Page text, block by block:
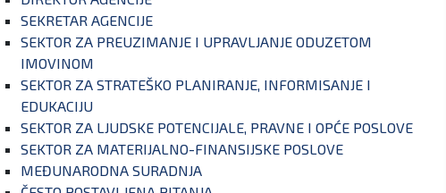
SEKRETAR AGENCIJE
SEKTOR ZA PREUZIMANJE I UPRAVLJANJE ODUZETOM
IMOVINOM
SEKTOR ZA STRATEŠKO PLANIRANJE, INFORMISANJE I
EDUKACIJU
SEKTOR ZA LJUDSKE POTENCIJALE, PRAVNE I OPĆE POSLOVE
SEKTOR ZA MATERIJALNO-FINANSIJSKE POSLOVE
MEĐUNARODNA SURADNJA